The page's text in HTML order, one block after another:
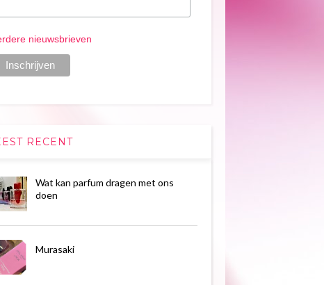
nieuwsbrieven
RECENT
Wat kan parfum dragen met ons
doen
Murasaki